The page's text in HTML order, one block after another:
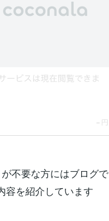
不要な方にはブログ
容を紹介しています